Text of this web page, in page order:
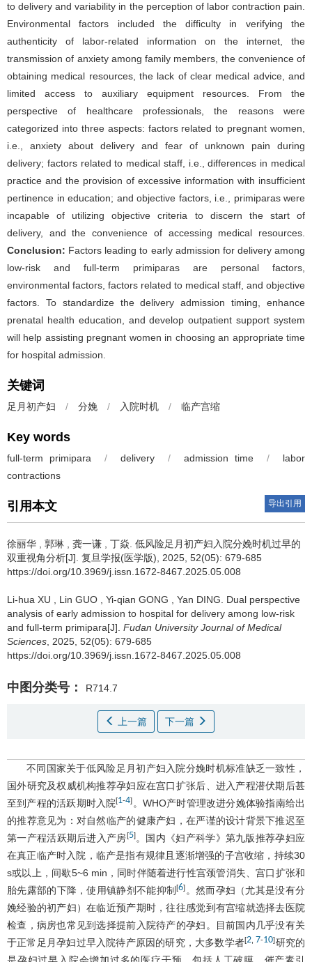
to delivery and variability in the perception of labor contraction pain.
Environmental factors included the difficulty in verifying the
authenticity of labor-related information on the internet, the
transmission of anxiety among family members, the convenience of
obtaining medical resources, the lack of clear medical advice, and
limited access to auxiliary equipment resources. From the
perspective of healthcare professionals, the reasons were
categorized into three aspects: factors related to pregnant women,
i.e., anxiety about delivery and fear of unknown pain during
delivery; factors related to medical staff, i.e., differences in medical
practice and the provision of excessive information with insufficient
pertinence in education; and objective factors, i.e., primiparas were
incapable of utilizing objective criteria to discern the start of
delivery, and the convenience of accessing medical resources.
Conclusion: Factors leading to early admission for delivery among
low-risk and full-term primiparas are personal factors,
environmental factors, factors related to medical staff, and objective
factors. To standardize the delivery admission timing, enhance
prenatal health education, and develop outpatient support system
will help assisting pregnant women in choosing an appropriate time
for hospital admission.
关键词
足月初产妇 / 分娩 / 入院时机 / 临产宫缩
Key words
full-term primipara / delivery / admission time /
labor
contractions
引用本文 导出引用
徐丽华 , 郭琳 , 龚一谦 , 丁焱. 低风险足月初产妇入院分娩时机过早的
双重视角分析[J]. 复旦学报(医学版), 2025, 52(05): 679-685
https://doi.org/10.3969/j.issn.1672-8467.2025.05.008
Li-hua XU , Lin GUO , Yi-qian GONG , Yan DING. Dual perspective
analysis of early admission to hospital for delivery among low-risk
and full-term primipara[J]. Fudan University Journal of Medical
Sciences, 2025, 52(05): 679-685
https://doi.org/10.3969/j.issn.1672-8467.2025.05.008
中图分类号： R714.7
上一篇 下一篇
不同国家关于低风险足月初产妇入院分娩时机标准缺乏一致性，
国外研究及权威机构推荐孕妇应在宫口扩张后、进入产程潜伏期后甚
至到产程的活跃期时入院[1-4]。WHO产时管理改进分娩体验指南给出
的推荐意见为：对自然临产的健康产妇，在严谨的设计背景下推迟至
第一产程活跃期后进入产房[5]。国内《妇产科学》第九版推荐孕妇应
在真正临产时入院，临产是指有规律且逐渐增强的子宫收缩，持续30
s或以上，间歇5~6 min，同时伴随着进行性宫颈管消失、宫口扩张和
胎先露部的下降，使用镇静剂不能抑制[6]。然而孕妇（尤其是没有分
娩经验的初产妇）在临近预产期时，往往感觉到有宫缩就选择去医院
检查，病房也常见到选择提前入院待产的孕妇。目前国内几乎没有关
于正常足月孕妇过早入院待产原因的研究，大多数学者[2 ,7-10]研究的